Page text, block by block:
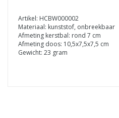
Artikel: HCBW000002
Materiaal: kunststof, onbreekbaar
Afmeting kerstbal: rond 7 cm
Afmeting doos: 10,5x7,5x7,5 cm
Gewicht: 23 gram